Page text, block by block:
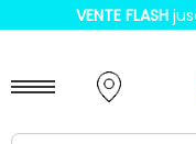
VENTE FLASH